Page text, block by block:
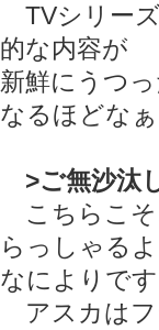
TVシリー
的な内容が
新鮮にうつ
なるほどなぁ
>ご無沙汰
こちらこそ
らっしゃる
なによりで
アスカはフ